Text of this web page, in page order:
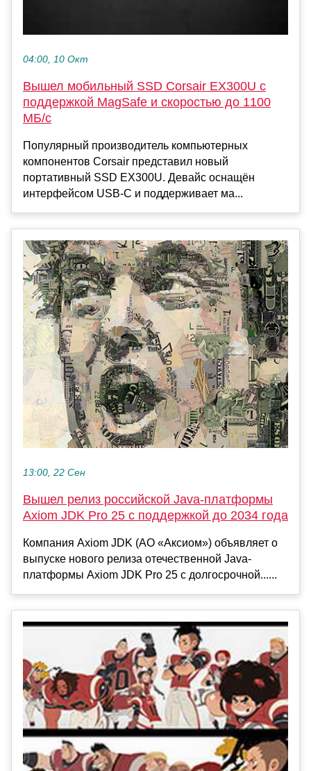
04:00, 10 Окт
Вышел мобильный SSD Corsair EX300U с
поддержкой MagSafe и скоростью до 1100
МБ/с
Популярный производитель компьютерных
компонентов Corsair представил новый
портативный SSD EX300U. Девайс оснащён
интерфейсом USB-C и поддерживает ма...
13:00, 22 Сен
Вышел релиз российской Java-платформы
Axiom JDK Pro 25 с поддержкой до 2034 года
Компания Axiom JDK (АО «Аксиом») объявляет о
выпуске нового релиза отечественной Java-
платформы Axiom JDK Pro 25 с долгосрочной......